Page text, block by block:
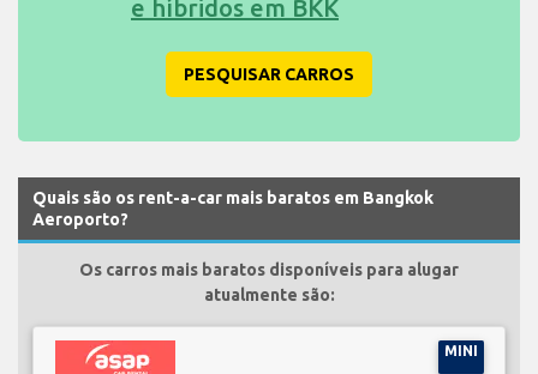
e híbridos em BKK
PESQUISAR CARROS
Quais são os rent-a-car mais baratos em Bangkok
Aeroporto?
Os carros mais baratos disponíveis para alugar
atualmente são:
MINI